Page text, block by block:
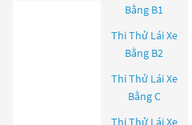
Bằng B1
Thi Thử Lái Xe
Bằng B2
Thi Thử Lái Xe
Bằng C
Thi Thử Lái Xe